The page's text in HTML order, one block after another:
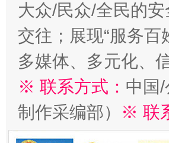
大众/民众/全民的
交往；展现“服务百
多媒体、多元化、
※ 联系方式： 中国
制作采编部）
※ 联